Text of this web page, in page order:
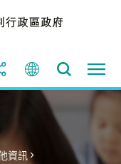
資訊 >